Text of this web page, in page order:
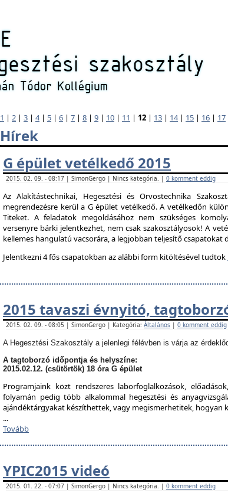
1 | 2 | 3 | 4| 5 | 6 | 7 | 8 | 9 | 10 | 11 | 12 | 13 | 14| 15 | 16 | 17
Hírek
G épület vetélkedő 2015
2015. 02. 09. - 08:17 | SimonGergo | Nincs kategória. | 0 komment eddig
Az Alakítástechnikai, Hegesztési és Orvostechnika
megrendezésre kerül a G épület vetélkedő. A vetélkedőn
Titeket. A feladatok megoldásához nem szükséges
versenyre bárki jelentkezhet, nem csak szakosztályosok! A
kellemes hangulatú vacsorára, a legjobban teljesítő csapatokat
Jelentkezni 4 fős csapatokban az alábbi form kitöltésével tudtok
2015 tavaszi évnyitó,
2015. 02. 09. - 08:05 | SimonGergo | Kategória: Általános | 0 komment eddig
A Hegesztési Szakosztály a jelenlegi félévben is várja az
A tagtoborzó időpontja és helyszíne:
2015.02.12. (csütörtök) 18 óra G épület
Programjaink közt rendszeres laborfoglalkozások,
folyamán pedig több alkalommal hegesztési és
ajándéktárgyakat készíthettek, vagy megismerhetitek, hogyan
...
Tovább
YPIC2015 videó
2015. 01. 22. - 07:07 | SimonGergo | Nincs kategória. | 0 komment eddig